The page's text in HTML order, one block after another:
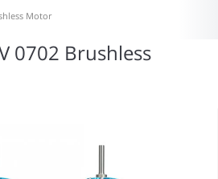
Motor
0702 Brushless